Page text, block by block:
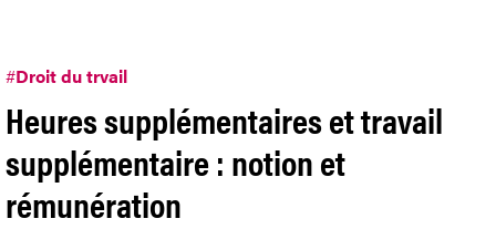
#Droit du trvail
Heures supplémentaires et travail
supplémentaire : notion et
rémunération